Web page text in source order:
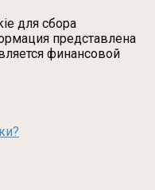
для сбора
представлена
финансовой